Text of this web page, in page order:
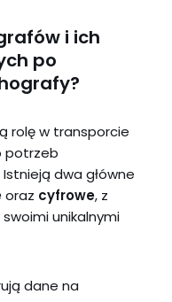
i ich
po
rolę w transporcie
potrzeb
dwa główne
oraz cyfrowe, z
unikalnymi
dane na